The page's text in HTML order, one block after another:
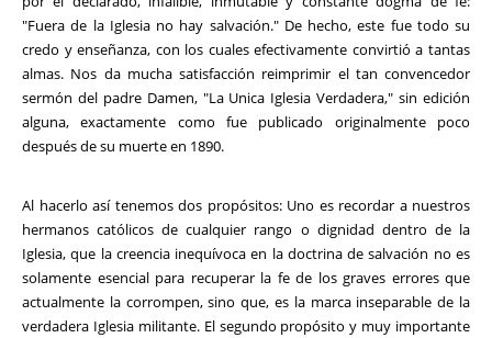
"Fuera de la Iglesia no hay salvación." De hecho, este fue todo su
credo y enseñanza, con los cuales efectivamente convirtió a tantas
almas. Nos da mucha satisfacción reimprimir el tan convencedor
sermón del padre Damen, "La Unica Iglesia Verdadera," sin edición
alguna, exactamente como fue publicado originalmente poco
después de su muerte en 1890.
Al hacerlo así tenemos dos propósitos: Uno es recordar a nuestros
hermanos católicos de cualquier rango o dignidad dentro de la
Iglesia, que la creencia inequívoca en la doctrina de salvación no es
solamente esencial para recuperar la fe de los graves errores que
actualmente la corrompen, sino que, es la marca inseparable de la
verdadera Iglesia militante. El segundo propósito y muy importante